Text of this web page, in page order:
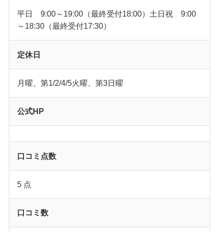
平日 9:00～19:00（最終受付18:00）土日祝 9:00
～18:30（最終受付17:30）
定休日
月曜、第1/2/4/5火曜、第3日曜
公式HP
口コミ点数
5 点
口コミ数